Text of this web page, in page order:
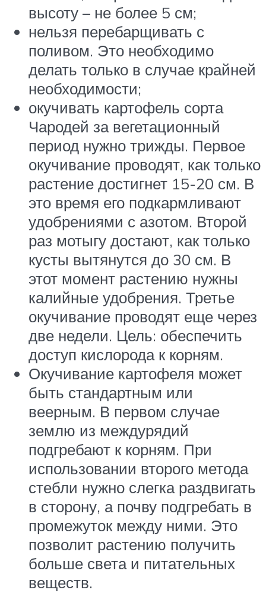
высоту – не более 5 см;
нельзя перебарщивать с
поливом. Это необходимо
делать только в случае крайней
необходимости;
окучивать картофель сорта
Чародей за вегетационный
период нужно трижды. Первое
окучивание проводят, как только
растение достигнет 15-20 см. В
это время его подкармливают
удобрениями с азотом. Второй
раз мотыгу достают, как только
кусты вытянутся до 30 см. В
этот момент растению нужны
калийные удобрения. Третье
окучивание проводят еще через
две недели. Цель: обеспечить
доступ кислорода к корням.
Окучивание картофеля может
быть стандартным или
веерным. В первом случае
землю из междурядий
подгребают к корням. При
использовании второго метода
стебли нужно слегка раздвигать
в сторону, а почву подгребать в
промежуток между ними. Это
позволит растению получить
больше света и питательных
веществ.